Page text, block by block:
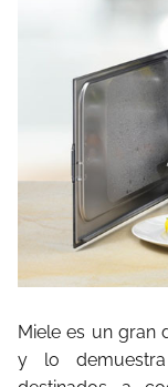
Miele es un gran
y lo